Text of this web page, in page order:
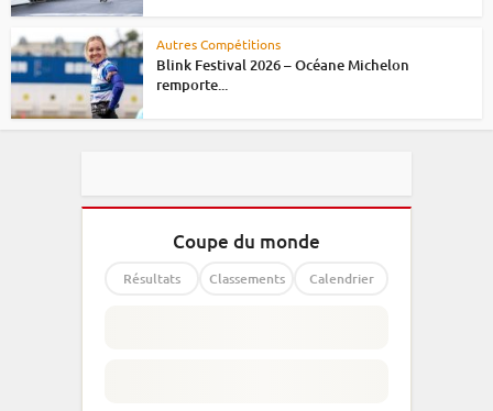
Autres Compétitions
Blink Festival 2026 – Océane Michelon
remporte...
Coupe du monde
Résultats Classements Calendrier